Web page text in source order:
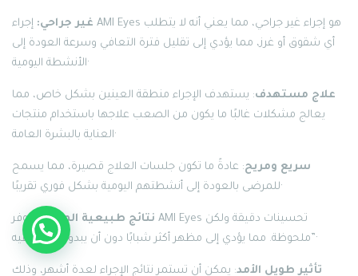
غير جراحي: إجراء AMI Eyes هو إجراء غير جراحي، مما يعني أنه لا يتطلب
أي شقوق أو غرز، مما يؤدي إلى تقليل فترة التعافي وسرعة العودة إلى
الأنشطة اليومية·
علاج مستهدف: يستهدف الإجراء منطقة العينين بشكل خاص، مما
يعالج مشكلات غالبًا ما يكون من الصعب علاجها باستخدام منتجات
العناية بالبشرة العامة·
سريع ومريح: عادةً ما تكون جلسات العلاج قصيرة، مما يسمح
للمرضى بالعودة إلى أنشطتهم اليومية بشكل فوري تقريبًا·
نتائج طبيعية المظهر: يوفر AMI Eyes تحسينات دقيقة ولكن
ملحوظة. مما يؤدي إلى مظهر أكثر شبابًا دون أن يبدو “مبالغًا فيه”·
تأثير طويل الأمد: يمكن أن تستمر نتائج الإجراء لعدة أشهر، وذلك